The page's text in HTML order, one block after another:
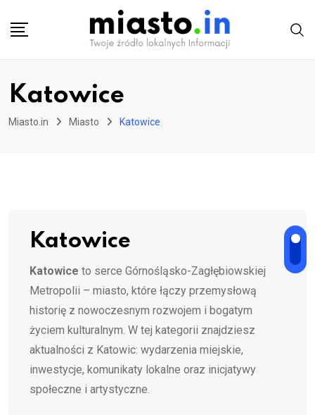
Katowice
Miasto.in Miasto Katowice
Katowice
Katowice to serce Górnośląsko-Zagłębiowskiej
Metropolii – miasto, które łączy przemysłową
historię z nowoczesnym rozwojem i bogatym
życiem kulturalnym. W tej kategorii znajdziesz
aktualności z Katowic: wydarzenia miejskie,
inwestycje, komunikaty lokalne oraz inicjatywy
społeczne i artystyczne.